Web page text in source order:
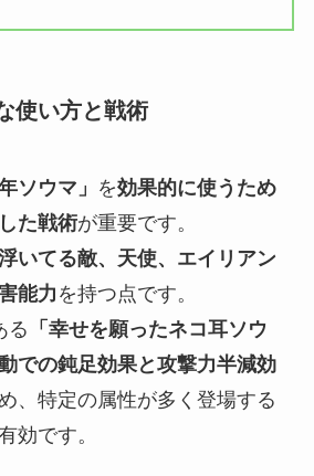
使い方と戦術
ソウマ」 を効果的に使うため
た戦術が重要です。
いてる敵、天使、エイリアン
能力 を持つ点です。
る 「幸せを願ったネコ耳ソウ
での鈍足効果と攻撃力半減効
、特定の属性が多く登場する
効です。